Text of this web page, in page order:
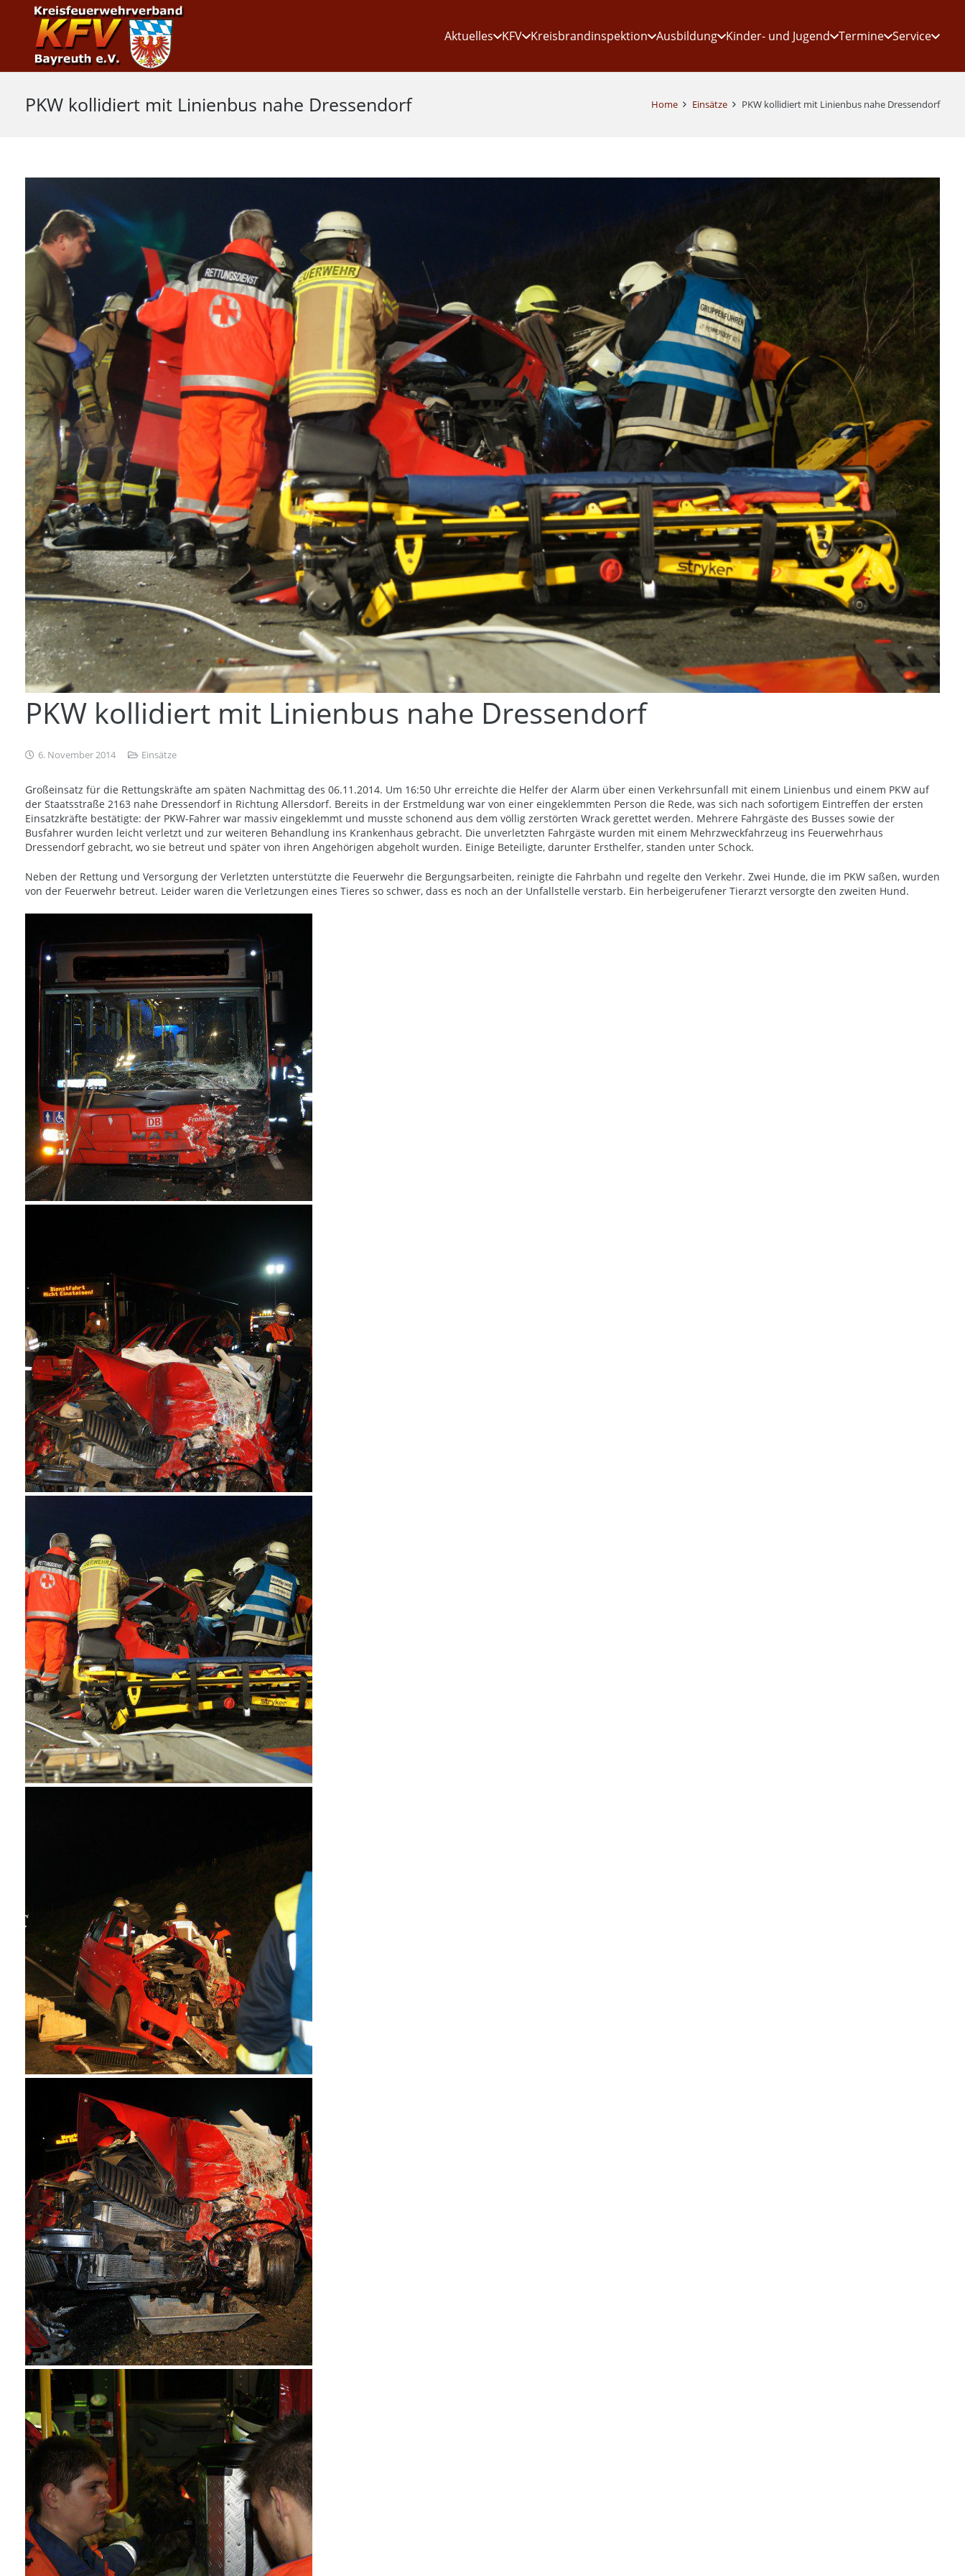
Aktuelles KFV Kreisbrandinspektion Ausbildung Kinder- und Jugend Termine Service
PKW kollidiert mit Linienbus nahe Dressendorf Home Einsätze PKW kollidiert mit Linienbus nahe Dressendorf
PKW kollidiert mit Linienbus nahe Dressendorf
6. November 2014 Einsätze
Großeinsatz für die Rettungskräfte am späten Nachmittag des 06.11.2014. Um 16:50 Uhr erreichte die Helfer der Alarm über einen Verkehrsunfall mit einem Linienbus und einem PKW auf
der Staatsstraße 2163 nahe Dressendorf in Richtung Allersdorf. Bereits in der Erstmeldung war von einer eingeklemmten Person die Rede, was sich nach sofortigem Eintreffen der ersten
Einsatzkräfte bestätigte: der PKW-Fahrer war massiv eingeklemmt und musste schonend aus dem völlig zerstörten Wrack gerettet werden. Mehrere Fahrgäste des Busses sowie der
Busfahrer wurden leicht verletzt und zur weiteren Behandlung ins Krankenhaus gebracht. Die unverletzten Fahrgäste wurden mit einem Mehrzweckfahrzeug ins Feuerwehrhaus
Dressendorf gebracht, wo sie betreut und später von ihren Angehörigen abgeholt wurden. Einige Beteiligte, darunter Ersthelfer, standen unter Schock.
Neben der Rettung und Versorgung der Verletzten unterstützte die Feuerwehr die Bergungsarbeiten, reinigte die Fahrbahn und regelte den Verkehr. Zwei Hunde, die im PKW saßen, wurden
von der Feuerwehr betreut. Leider waren die Verletzungen eines Tieres so schwer, dass es noch an der Unfallstelle verstarb. Ein herbeigerufener Tierarzt versorgte den zweiten Hund.